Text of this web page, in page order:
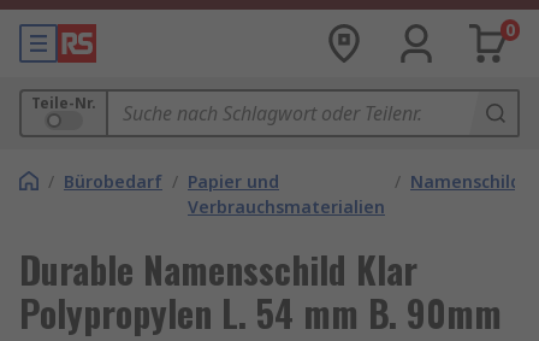
0
Teile-Nr.
/ Bürobedarf / Papier und
Verbrauchsmaterialien
/ Namenschilder
Durable Namensschild Klar
Polypropylen L. 54 mm B. 90mm